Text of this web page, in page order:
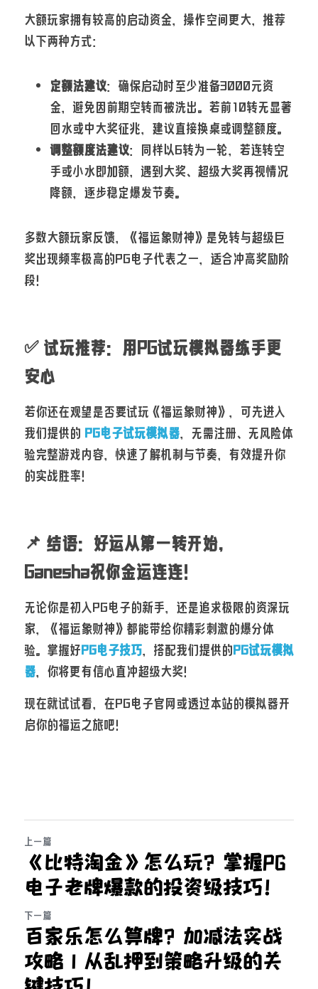
大额玩家拥有较高的启动资金，操作空间更大，推荐
以下两种方式：
定额法建议：确保启动时至少准备3000元资
金，避免因前期空转而被洗出。若前10转无显著
回水或中大奖征兆，建议直接换桌或调整额度。
调整额度法建议：同样以6转为一轮，若连转空
手或小水即加额，遇到大奖、超级大奖再视情况
降额，逐步稳定爆发节奏。
多数大额玩家反馈，《福运象财神》是免转与超级巨
奖出现频率极高的PG电子代表之一，适合冲高奖励阶
段！
✅ 试玩推荐：用PG试玩模拟器练手更
安心
若你还在观望是否要试玩《福运象财神》，可先进入
我们提供的 PG电子试玩模拟器 ，无需注册、无风险体
验完整游戏内容，快速了解机制与节奏，有效提升你
的实战胜率！
📌 结语：好运从第一转开始，
Ganesha祝你金运连连！
无论你是初入PG电子的新手，还是追求极限的资深玩
家，《福运象财神》都能带给你精彩刺激的爆分体
验。掌握好PG电子技巧 ，搭配我们提供的PG试玩模拟
器 ，你将更有信心直冲超级大奖！
现在就试试看，在PG电子官网或透过本站的模拟器开
启你的福运之旅吧！
上一篇
《比特淘金》怎么玩？掌握PG
电子老牌爆款的投资级技巧！
下一篇
百家乐怎么算牌？加减法实战
攻略｜从乱押到策略升级的关